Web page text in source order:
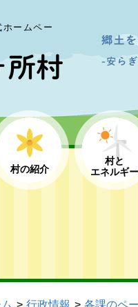
ームペー
村の紹介
村と
エネルギー
行政情報 各課のペ